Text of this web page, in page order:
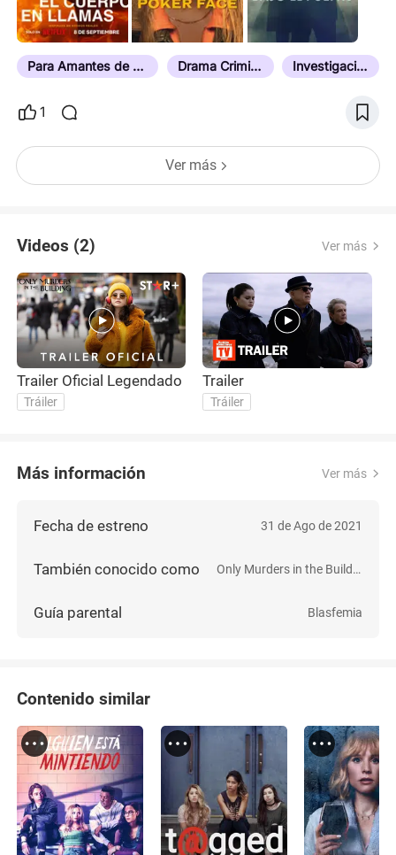
Para Amantes de Novelas Policíacas Drama Criminal Investigación
1
Ver más
Videos (2) Ver más
Trailer Oficial Legendado
Tráiler
Trailer
Tráiler
Más información Ver más
Fecha de estreno 31 de Ago de 2021
También conocido como Only Murders in the Building
Guía parental Blasfemia
Contenido similar